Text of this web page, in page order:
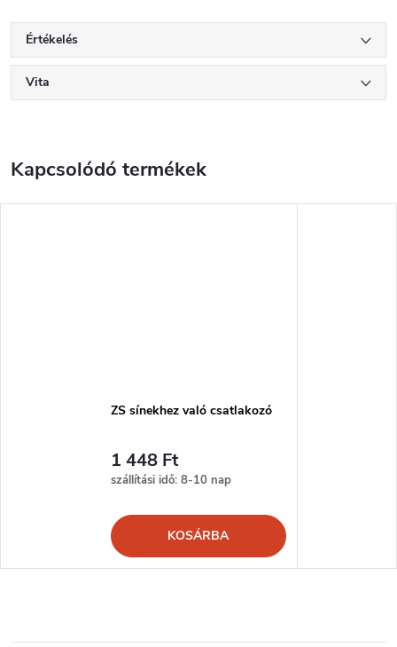
Értékelés
Vita
Kapcsolódó termékek
ZS sínekhez való csatlakozó
1 448 Ft
szállítási idő: 8-10 nap
KOSÁRBA